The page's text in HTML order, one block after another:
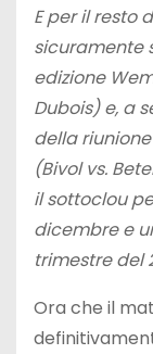
E per il resto
sicuramente
edizione
Dubois) e, a
della
(Bivol vs.
il sottoclou
dicembre e
trimestre del
Ora che il